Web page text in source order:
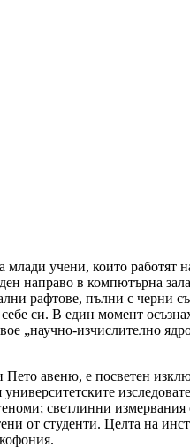
млади учени, които работят
направо в компютърна
рафтове, пълни с черни
си. В един момент
„научно-изчислително
Пето авеню, е посветен
светлинни
от студенти. Целта на